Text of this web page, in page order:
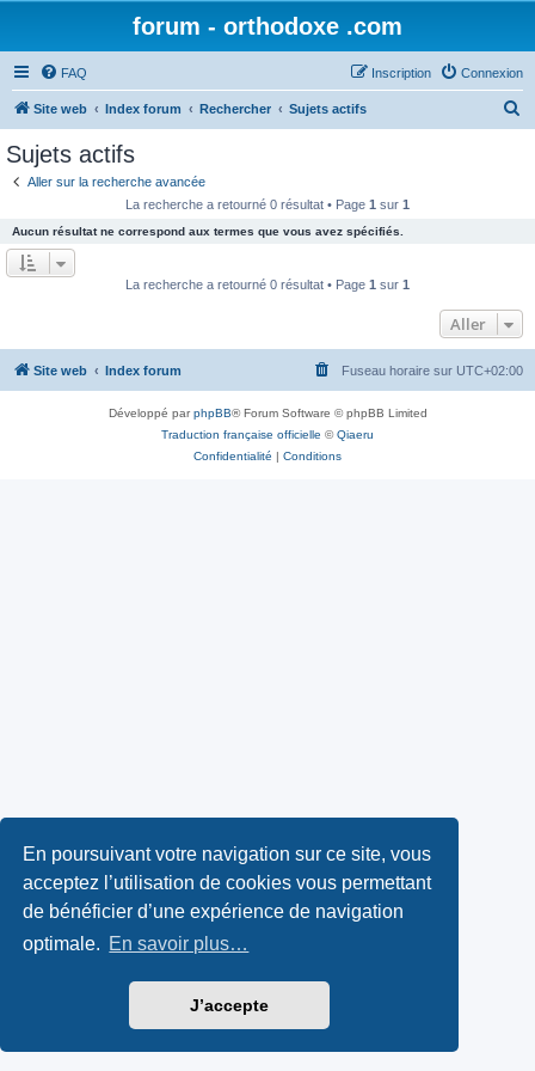
En poursuivant votre navigation sur ce site, vous
acceptez l’utilisation de cookies vous permettant
de bénéficier d’une expérience de navigation
optimale. En savoir plus…
J’accepte
forum - orthodoxe .com
FAQ Connexion
Inscription
Site web Index forum Rechercher Sujets actifs
e
r
Sujets actifs
Aller sur la recherche avancée
La recherche a retourné 0 résultat • Page 1 sur 1
Aucun résultat ne correspond aux termes que vous avez spécifiés.
La recherche a retourné 0 résultat • Page 1 sur 1
Aller
Site web Index forum Fuseau horaire sur UTC+02:00
Développé parphpBB® Forum Software © phpBB Limited
Traduction française officielle ©Qiaeru
Confidentialité | Conditions